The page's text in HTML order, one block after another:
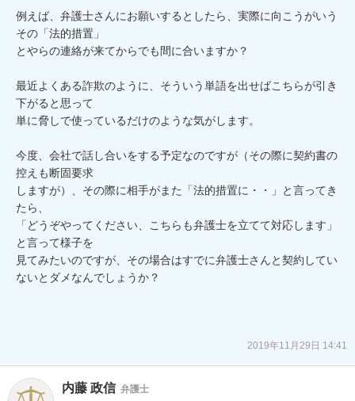
例えば、弁護士さんにお願いするとしたら、実際に向こうがいう
その「法的措置」
とやらの連絡が来てからでも間に合いますか？
最近よくある詐欺のように、そういう単語を出せばこちらが引き
下がると思って
単に脅しで使っているだけのような気がします。
今度、会社で話し合いをする予定なのですが（その際に契約書の
控えも断固要求
しますが）、その際に相手がまた「法的措置に・・」と言ってき
たら、
「どうぞやってください、こちらも弁護士を立てて対応します」
と言って様子を
見てみたいのですが、その場合はすでに弁護士さんと契約してい
ないとダメなんでしょうか？
2019年11月29日 14:41
内藤 政信 弁護士